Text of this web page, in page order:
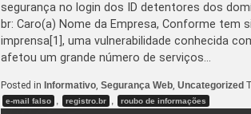
segurança no login dos ID detentores dos
br: Caro(a) Nome da Empresa, Conforme tem
imprensa[1], uma vulnerabilidade conhecida
afetou um grande número de serviços…
Posted in Informativo Segurança Web Uncategorized
e-mail falso registro.br roubo de informações